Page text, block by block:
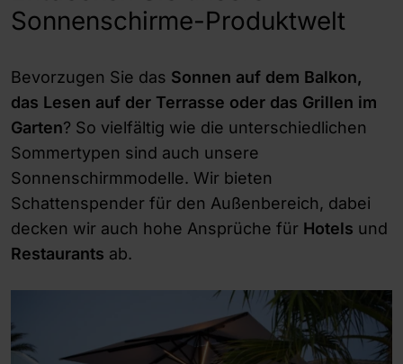
Sonnenschirme-Produktwelt
Bevorzugen Sie das Sonnen auf dem Balkon,
das Lesen auf der Terrasse oder das Grillen im
Garten? So vielfältig wie die unterschiedlichen
Sommertypen sind auch unsere
Sonnenschirmmodelle. Wir bieten
Schattenspender für den Außenbereich, dabei
decken wir auch hohe Ansprüche für Hotels und
Restaurants ab.